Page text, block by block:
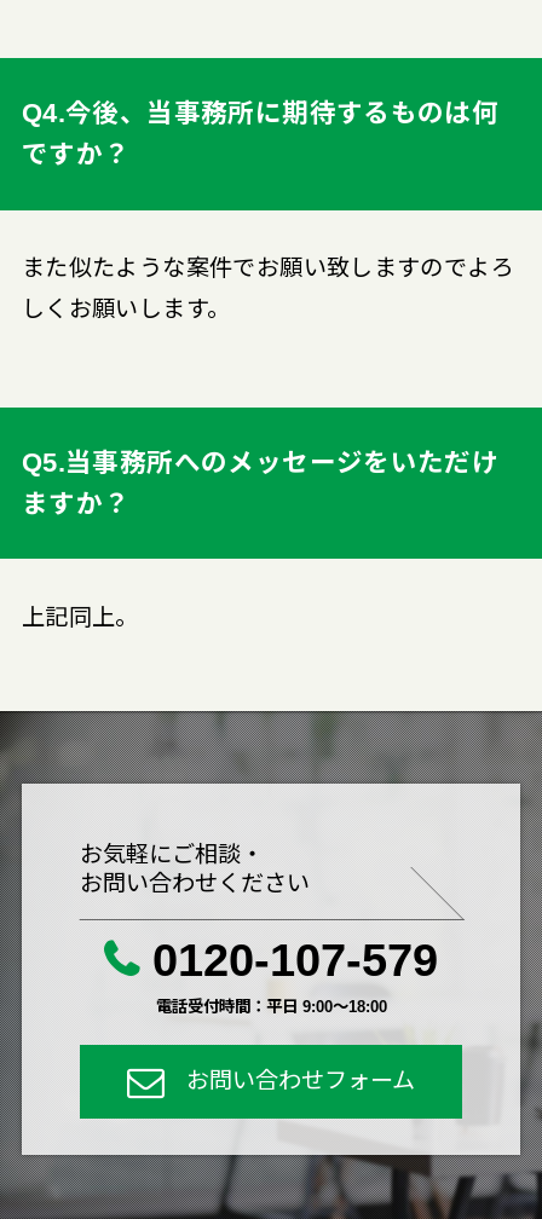
Q4.今後、当事務所に期待するものは何
ですか？
また似たような案件でお願い致しますのでよろ
しくお願いします。
Q5.当事務所へのメッセージをいただけ
ますか？
上記同上。
お気軽にご相談・
お問い合わせください
0120-107-579
電話受付時間：平日 9:00～18:00
お問い合わせフォーム